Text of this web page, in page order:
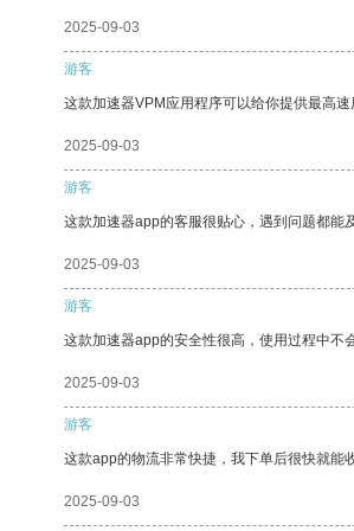
2025-09-03
游客
这款加速器VPM应用程序可以给你提供最高
2025-09-03
游客
这款加速器app的客服很贴心，遇到问题都能
2025-09-03
游客
这款加速器app的安全性很高，使用过程中不
2025-09-03
游客
这款app的物流非常快捷，我下单后很快就能
2025-09-03